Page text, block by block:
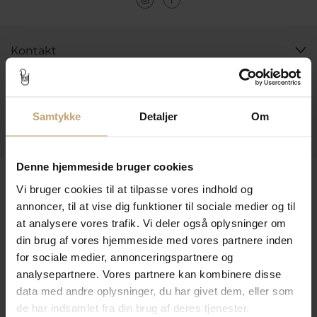
Samtykke Detaljer Om
Denne hjemmeside bruger cookies
Vi bruger cookies til at tilpasse vores indhold og
annoncer, til at vise dig funktioner til sociale medier og til
at analysere vores trafik. Vi deler også oplysninger om
din brug af vores hjemmeside med vores partnere inden
for sociale medier, annonceringspartnere og
analysepartnere. Vores partnere kan kombinere disse
data med andre oplysninger, du har givet dem, eller som
de har indsamlet fra din brug af deres tjenester.
Kontakt
Åbningstider I Butikken
Praktiske Sider
Leveringsmuligheder
Betalingsmuligheder
Sikker Og Tryg E-Handel